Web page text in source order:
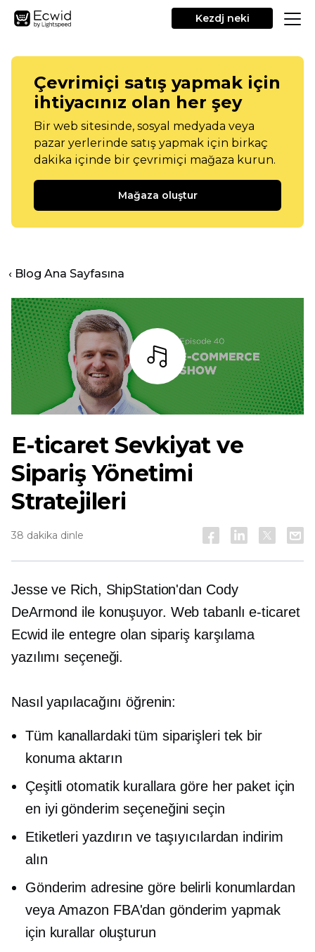
Kezdj neki
Çevrimiçi satış yapmak için
ihtiyacınız olan her şey
Bir web sitesinde, sosyal medyada veya
pazar yerlerinde satış yapmak için birkaç
dakika içinde bir çevrimiçi mağaza kurun.
Mağaza oluştur
‹ Blog Ana Sayfasına
dinlemek
E-ticaretSevkiyat ve
Sipariş Yönetimi
Stratejileri
38 dakika dinle
Jesse ve Rich, ShipStation'dan Cody
DeArmond ile konuşuyor. Web tabanlı e-ticaret
Ecwid ile entegre olan sipariş karşılama
yazılımı seçeneği.
Nasıl yapılacağını öğrenin:
Tüm kanallardaki tüm siparişleri tek bir
konuma aktarın
Çeşitli otomatik kurallara göre her paket için
en iyi gönderim seçeneğini seçin
Etiketleri yazdırın ve taşıyıcılardan indirim
alın
Gönderim adresine göre belirli konumlardan
veya Amazon FBA'dan gönderim yapmak
için kurallar oluşturun